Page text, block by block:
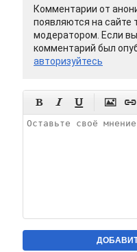
Комментарии от
появляются на сайте
модератором. Если
комментарий был
авторизуйтесь
    